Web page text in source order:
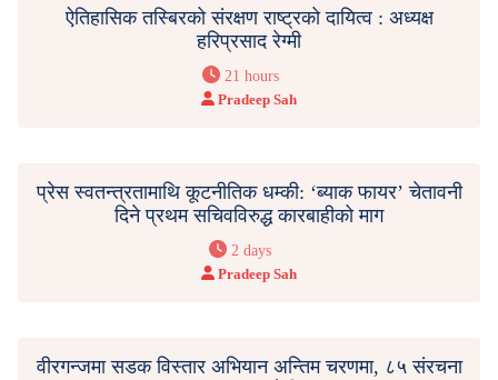
ऐतिहासिक तस्बिरको संरक्षण राष्ट्रको दायित्व : अध्यक्ष
हरिप्रसाद रेग्मी
21 hours
Pradeep Sah
प्रेस स्वतन्त्रतामाथि कूटनीतिक धम्की: ‘ब्याक फायर’ चेतावनी
दिने प्रथम सचिवविरुद्ध कारबाहीको माग
2 days
Pradeep Sah
वीरगन्जमा सडक विस्तार अभियान अन्तिम चरणमा, ८५ संरचना